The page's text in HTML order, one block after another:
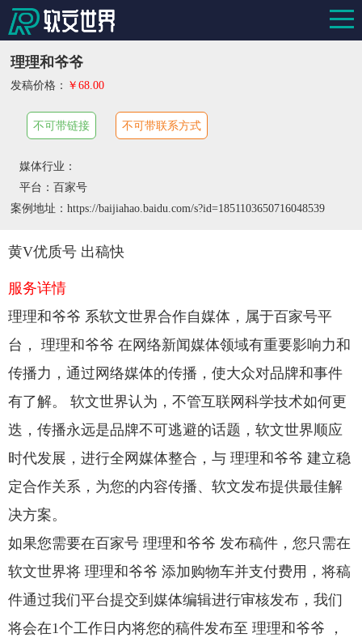
理理和爷爷
发稿价格： ￥68.00
不可带链接 不可带联系方式
媒体行业：
平台：百家号
案例地址：https://baijiahao.baidu.com/s?id=1851103650716048539
黄V优质号 出稿快
服务详情
理理和爷爷 系软文世界合作自媒体，属于百家号平
台， 理理和爷爷 在网络新闻媒体领域有重要影响力和
传播力，通过网络媒体的传播，使大众对品牌和事件
有了解。 软文世界认为，不管互联网科学技术如何更
迭，传播永远是品牌不可逃避的话题，软文世界顺应
时代发展，进行全网媒体整合，与 理理和爷爷 建立稳
定合作关系，为您的内容传播、软文发布提供最佳解
决方案。
如果您需要在百家号 理理和爷爷 发布稿件，您只需在
软文世界将 理理和爷爷 添加购物车并支付费用，将稿
件通过我们平台提交到媒体编辑进行审核发布，我们
将会在1个工作日内将您的稿件发布至 理理和爷爷 ，